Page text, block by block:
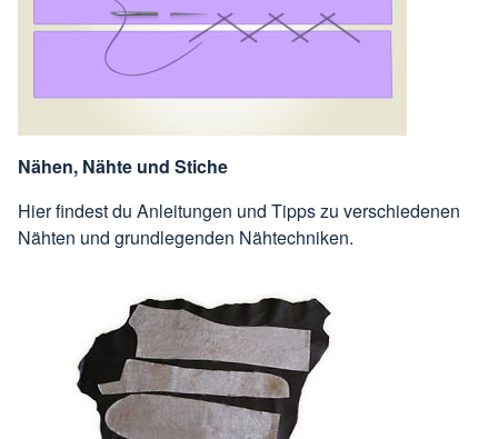
Nähen, Nähte und Stiche
Hier findest du Anleitungen und Tipps zu verschiedenen
Nähten und grundlegenden Nähtechniken.